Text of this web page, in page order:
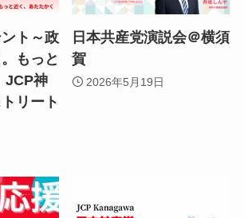
ト～政
もっと
神
リート
日本共産党演説会＠横須
賀
2026年5月19日